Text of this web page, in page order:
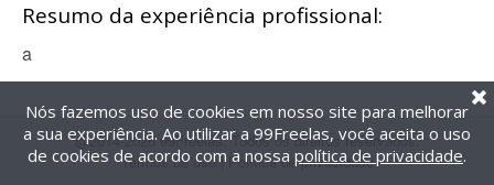
Resumo da experiência profissional:
a
@2014-2026 99Freelas. Todos os direitos reservados.
Termos de uso| Política de privacidade
Nós fazemos uso de cookies em nosso site para melhorar
a sua experiência. Ao utilizar a 99Freelas, você aceita o uso
de cookies de acordo com a nossa política de privacidade.